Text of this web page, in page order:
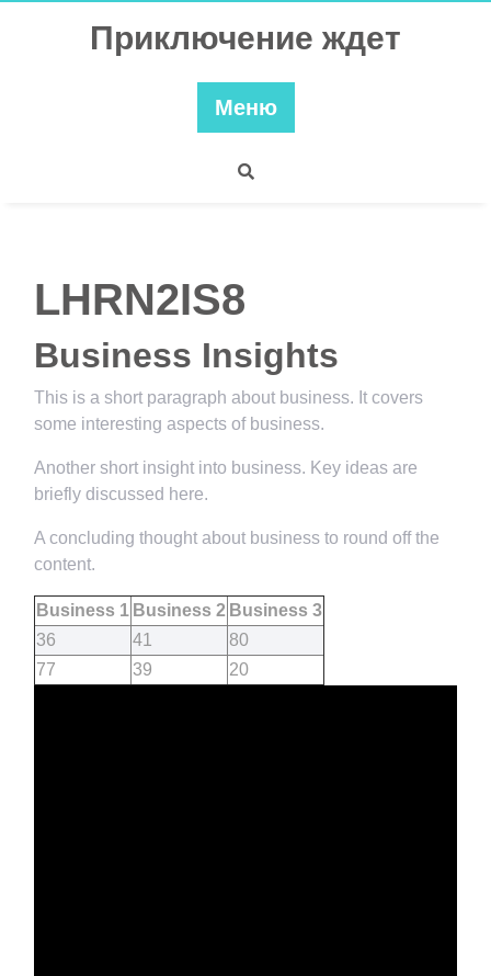
Приключение ждет
Меню
LHRN2IS8
Business Insights
This is a short paragraph about business. It covers
some interesting aspects of business.
Another short insight into business. Key ideas are
briefly discussed here.
A concluding thought about business to round off the
content.
Business 1 Business 2 Business 3
36
41
80
77
39 20